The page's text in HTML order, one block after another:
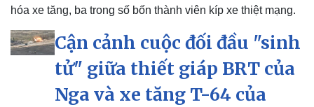
hóa xe tăng, ba trong số bốn thành viên kíp xe thiệt mạng.
Cận cảnh cuộc đối đầu "sinh
tử" giữa thiết giáp BRT của
Nga và xe tăng T-64 của